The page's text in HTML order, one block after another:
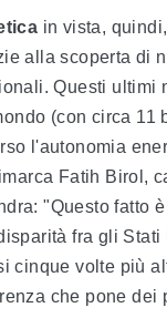
in vista,
alla scoperta di
Questi
(con circa 11
l'autonomia
Fatih Birol,
"Questo fatto
fra gli
cinque volte più
che pone